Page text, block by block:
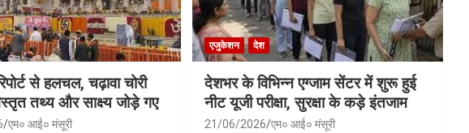
से हलचल, चढ़ावा चोरी
तथ्य और साक्ष्य जोड़े गए
एम० आई० मंसूरी
एजुकेशन देश
देशभर के विभिन्न एग्जाम सेंटर में शुरू हुई
नीट यूजी परीक्षा, सुरक्षा के कड़े इंतजाम
21/06/2026 एम० आई० मंसूरी